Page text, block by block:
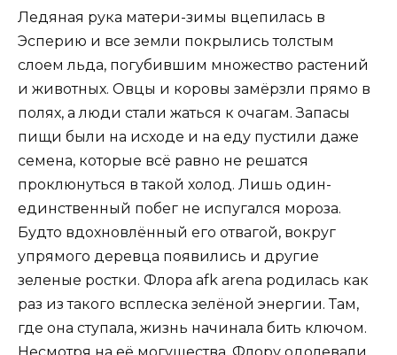
Ледяная рука матери-зимы вцепилась в
Эсперию и все земли покрылись толстым
слоем льда, погубившим множество растений
и животных. Овцы и коровы замёрзли прямо в
полях, а люди стали жаться к очагам. Запасы
пищи были на исходе и на еду пустили даже
семена, которые всё равно не решатся
проклюнуться в такой холод. Лишь один-
единственный побег не испугался мороза.
Будто вдохновлённый его отвагой, вокруг
упрямого деревца появились и другие
зеленые ростки. Флора afk arena родилась как
раз из такого всплеска зелёной энергии. Там,
где она ступала, жизнь начинала бить ключом.